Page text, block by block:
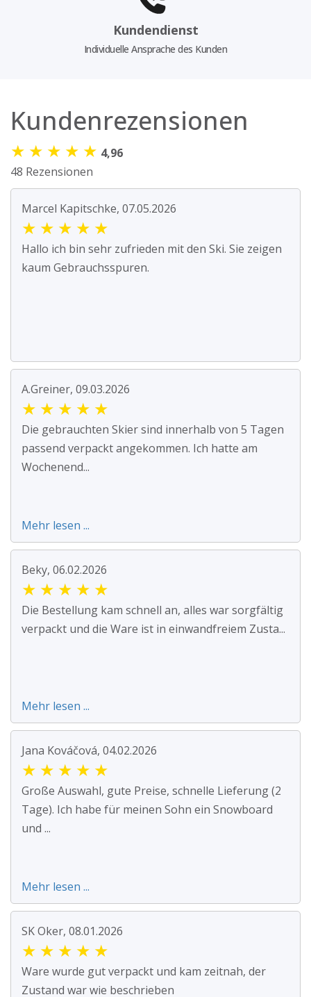
Kundendienst
Individuelle Ansprache des Kunden
Kundenrezensionen
★ ★ ★ ★ ★ 4,96
48 Rezensionen
Marcel Kapitschke, 07.05.2026
★ ★ ★ ★ ★
Hallo ich bin sehr zufrieden mit den Ski. Sie zeigen
kaum Gebrauchsspuren.
A.Greiner, 09.03.2026
★ ★ ★ ★ ★
Die gebrauchten Skier sind innerhalb von 5 Tagen
passend verpackt angekommen. Ich hatte am
Wochenend...
Mehr lesen ...
Beky, 06.02.2026
★ ★ ★ ★ ★
Die Bestellung kam schnell an, alles war sorgfältig
verpackt und die Ware ist in einwandfreiem Zusta...
Mehr lesen ...
Jana Kováčová, 04.02.2026
★ ★ ★ ★ ★
Große Auswahl, gute Preise, schnelle Lieferung (2
Tage). Ich habe für meinen Sohn ein Snowboard
und ...
Mehr lesen ...
SK Oker, 08.01.2026
★ ★ ★ ★ ★
Ware wurde gut verpackt und kam zeitnah, der
Zustand war wie beschrieben